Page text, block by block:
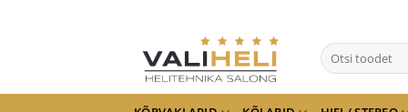
Otsi: